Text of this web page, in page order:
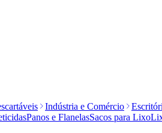
Indústria e Comércio
Panos e FlanelasSacos para Lixo